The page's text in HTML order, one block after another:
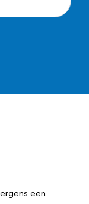
een